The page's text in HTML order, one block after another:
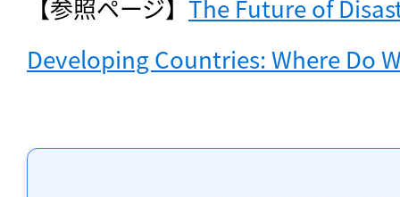
【参照ページ】 The Future of
Developing Countries: Where Do